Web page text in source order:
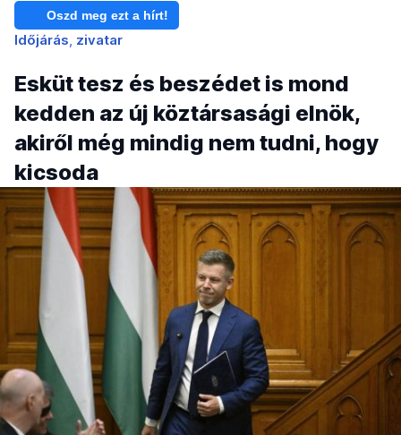
Oszd meg ezt a hírt!
Időjárás zivatar
Esküt tesz és beszédet is mond
kedden az új köztársasági elnök,
akiről még mindig nem tudni, hogy
kicsoda